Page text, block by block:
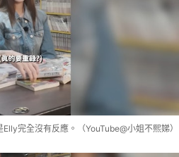
完全沒有反應。（YouTube@小姐不熙娣）